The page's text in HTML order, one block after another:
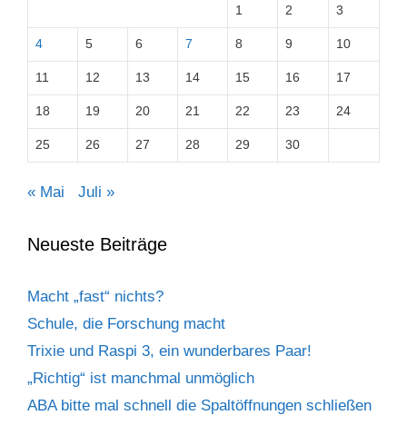
1 2 3
4 5 6 7 8 9 10
11 12 13 14 15 16 17
18 19 20 21 22 23 24
25 26 27 28 29 30
« Mai Juli »
Neueste Beiträge
Macht „fast“ nichts?
Schule, die Forschung macht
Trixie und Raspi 3, ein wunderbares Paar!
„Richtig“ ist manchmal unmöglich
ABA bitte mal schnell die Spaltöffnungen schließen